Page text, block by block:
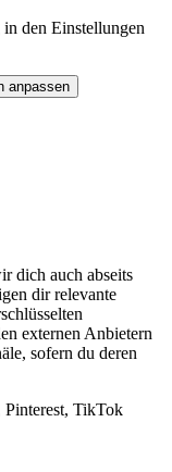
den Einstellungen
anpassen
dich auch abseits
dir relevante
externen Anbietern
sofern du deren
TikTok